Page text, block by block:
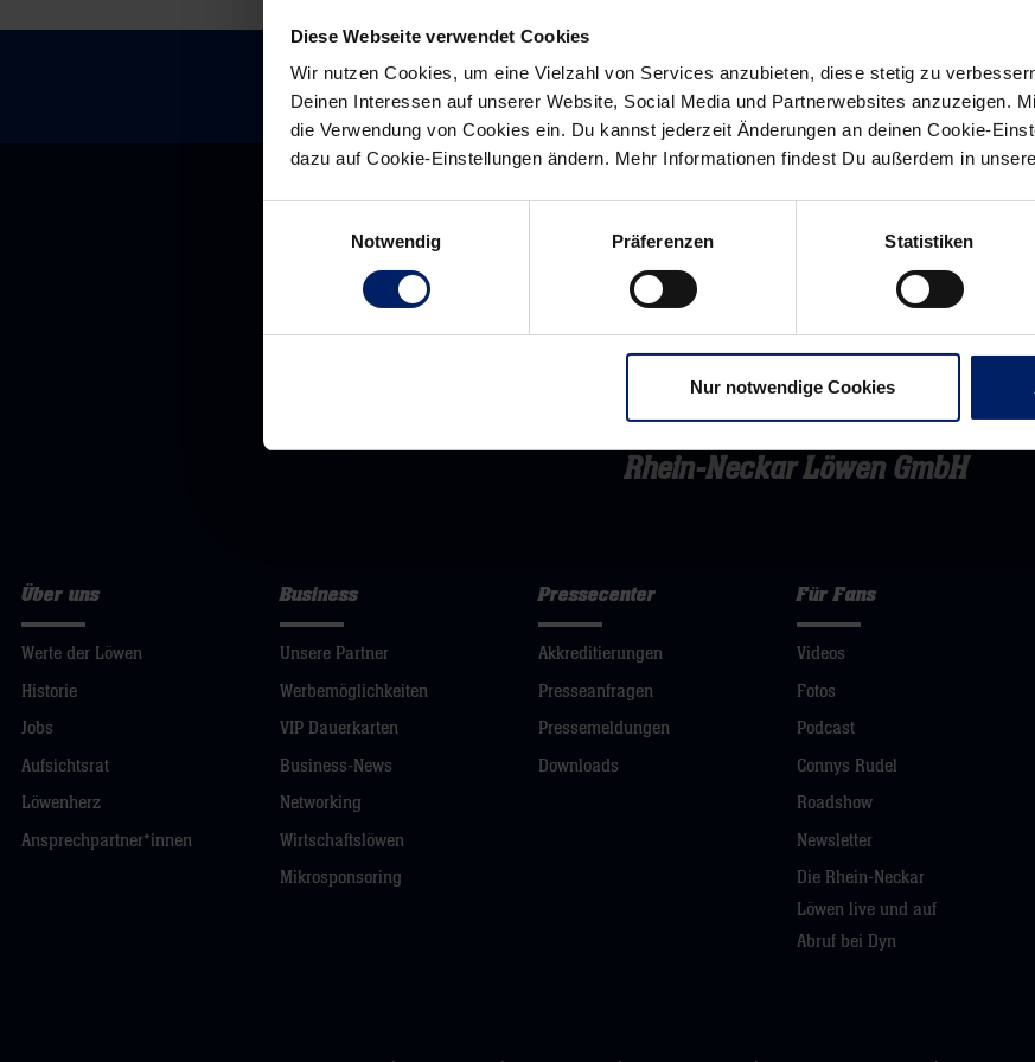
Diese Webseite verwendet Cookies
Wir nutzen Cookies, um eine Vielzahl von Services anzubieten, diese stetig zu
Deinen Interessen auf unserer Website, Social Media und Partnerwebsites anzuzeigen.
die Verwendung von Cookies ein. Du kannst jederzeit Änderungen an deinen Cookie-
dazu auf Cookie-Einstellungen ändern. Mehr Informationen findest Du außerdem in
Notwendig
Präferenzen Statistiken
Nur notwendige Cookies
(Stern.de
/
Rhein-Neckar Löwen GmbH
Über uns
Werte der Löwen
Historie
Jobs
Aufsichtsrat
Löwenherz
Ansprechpartner*innen
Business
Unsere Partner
Werbemöglichkeiten
VIP Dauerkarten
Business-News
Networking
Wirtschaftslöwen
Mikrosponsoring
Pressecenter
Akkreditierungen
Presseanfragen
Pressemeldungen
Downloads
Für Fans
Videos
Fotos
Podcast
Connys Rudel
Roadshow
Newsletter
Die Rhein-Neckar
Löwen live und auf
Abruf bei Dyn